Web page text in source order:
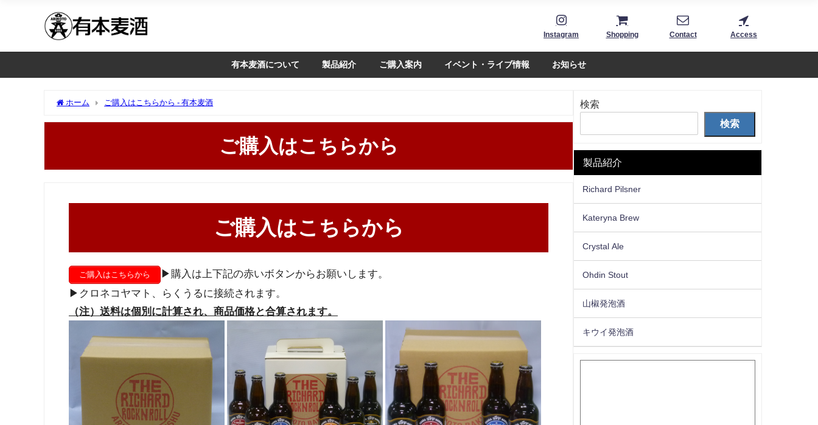
Instagram Shopping Contact Access
有本麦酒について 製品紹介 ご購入案内 イベント・ライブ情報 お知らせ
ホーム ご購入はこちらから - 有本麦酒
ご購入はこちらから
ご購入はこちらから
ご購入はこちらから
▶購入は上下記の赤いボタンからお願いします。
▶クロネコヤマト、らくうるに接続されます。
（注）送料は個別に計算され、商品価格と合算されます。
検索
検索
製品紹介
Richard Pilsner
Kateryna Brew
Crystal Ale
Ohdin Stout
山椒発泡酒
キウイ発泡酒